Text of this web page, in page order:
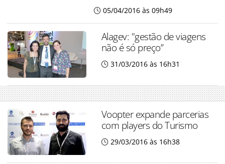
05/04/2016 às 09h49
Alagev: "gestão de viagens
não é só preço”
31/03/2016 às 16h31
Voopter expande parcerias
com players do Turismo
29/03/2016 às 16h38